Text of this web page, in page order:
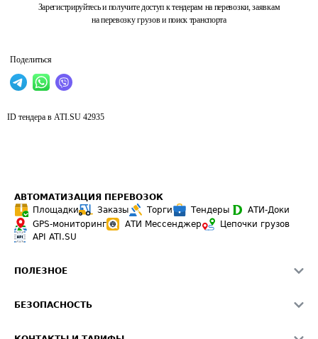
Зарегистрируйтесь и получите доступ к тендерам на перевозки, заявкам
на перевозку грузов и поиск транспорта
Поделиться
ID тендера в ATI.SU 42935
АВТОМАТИЗАЦИЯ ПЕРЕВОЗОК
Площадки
Заказы Торги Тендеры
АТИ-Доки
GPS-мониторинг
АТИ Мессенджер
Цепочки грузов
API ATI.SU
ПОЛЕЗНОЕ
Звезды ATI.SU на вашем сайте
БЕЗОПАСНОСТЬ